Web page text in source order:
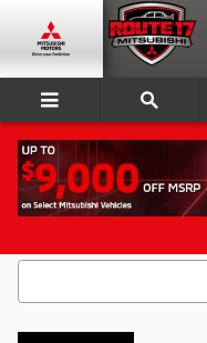
Saltar al contenido principal
Buscar blog
Buscar blog